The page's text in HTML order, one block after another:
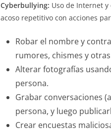
Cyberbullying: Uso de Internet
acoso repetitivo con acciones
Robar el nombre y
rumores, chismes y
Alterar fotografías
persona.
Grabar conversaciones
persona, y luego
Crear encuestas